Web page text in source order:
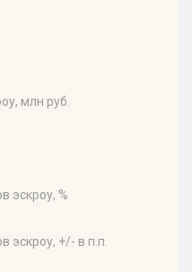
млн руб.
эскроу, %
эскроу, +/- в п.п.